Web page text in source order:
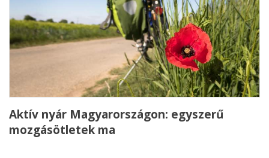
Aktív nyár Magyarországon: egyszerű
mozgásötletek ma